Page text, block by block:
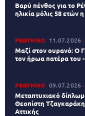
Βαρύ πένθος για το
ηλικία μόλις 58
ΡΕΘΥΜΝΟ 11.07.2026
Μαζί στον ουρανό: Ο
τον ήρωα πατέρα του
ΡΕΘΥΜΝΟ 09.07.2026
Μεταπτυχιακό
Θεοπίστη
Αττικής